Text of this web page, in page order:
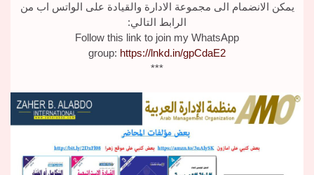
يمكن الانضمام الى مجموعة الادارة والقيادة على الواتس اب من
الرابط التالي:
Follow this link to join my WhatsApp
group: https://lnkd.in/gpCdaE2
***